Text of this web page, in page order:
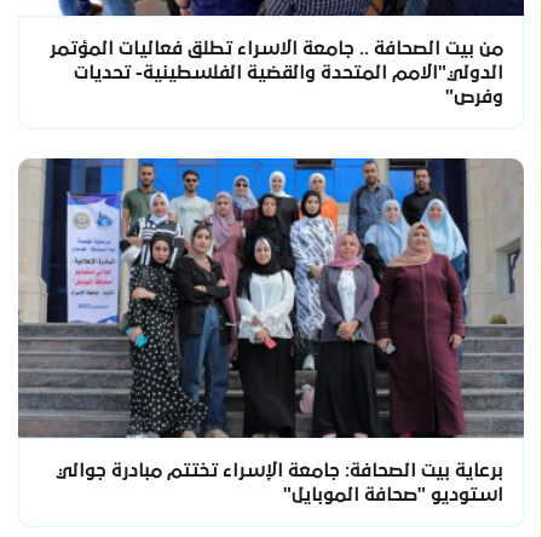
من بيت الصحافة .. جامعة الاسراء تطلق فعاليات المؤتمر
الدولي"الامم المتحدة والقضية الفلسطينية- تحديات
وفرص"
برعاية بيت الصحافة: جامعة الإسراء تختتم مبادرة جوالي
استوديو "صحافة الموبايل"